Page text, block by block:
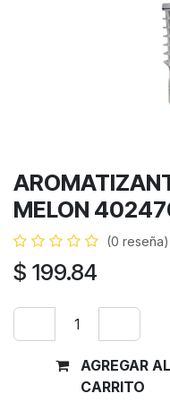
MELON
(0 reseña)
$ 199.84
AGREGAR AL
CARRITO